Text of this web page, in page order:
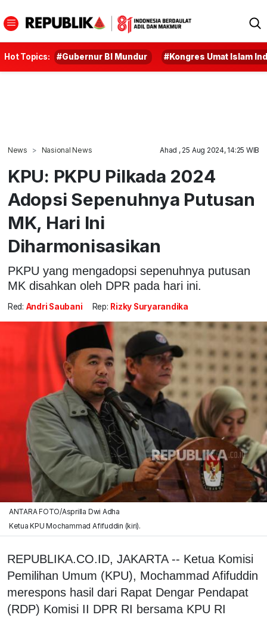
Hot Topics: #Gubernur BI Mundur #Kongres Umat Islam
News Nasional News Ahad , 25 Aug 2024, 14:25 WIB
KPU: PKPU Pilkada 2024
Adopsi Sepenuhnya Putusan
MK, Hari Ini
Diharmonisasikan
PKPU yang mengadopsi sepenuhnya putusan
MK disahkan oleh DPR pada hari ini.
Red: Andri Saubani Rep: Rizky Suryarandika
ANTARA FOTO/Asprilla Dwi Adha
Ketua KPU Mochammad Afifuddin (kiri).
REPUBLIKA.CO.ID, JAKARTA -- Ketua Komisi
Pemilihan Umum (KPU), Mochammad Afifuddin
merespons hasil dari Rapat Dengar Pendapat
(RDP) Komisi II DPR RI bersama KPU RI